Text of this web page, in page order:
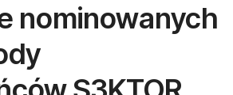
nominowanych